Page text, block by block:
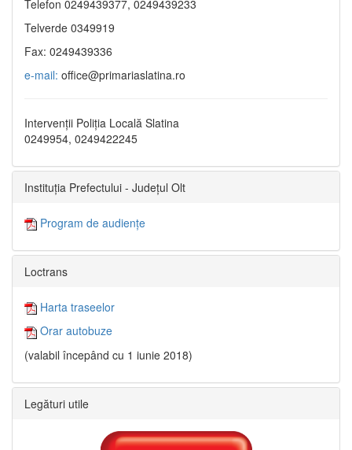
Telefon 0249439377, 0249439233
Telverde 0349919
Fax: 0249439336
e-mail: office@primariaslatina.ro
Intervenții Poliția Locală Slatina
0249954, 0249422245
Instituția Prefectului - Județul Olt
Program de audiențe
Loctrans
Harta traseelor
Orar autobuze
(valabil începând cu 1 iunie 2018)
Legături utile